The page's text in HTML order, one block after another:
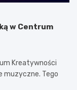
w Centrum
Kreatywności
muzyczne. Tego